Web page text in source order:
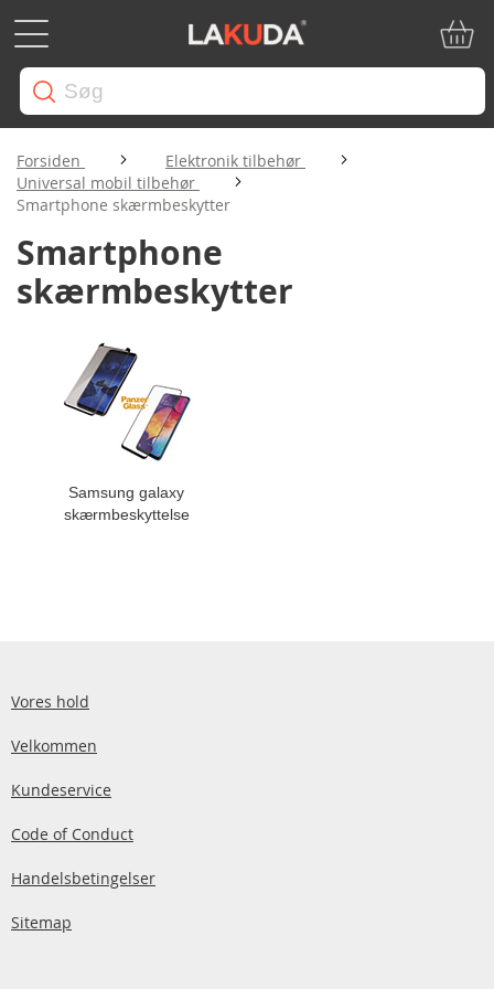
Forsiden
Elektronik tilbehør
Universal mobil tilbehør
Smartphone skærmbeskytter
Smartphone
skærmbeskytter
Samsung galaxy
skærmbeskyttelse
Vores hold
Velkommen
Kundeservice
Code of Conduct
Handelsbetingelser
Sitemap